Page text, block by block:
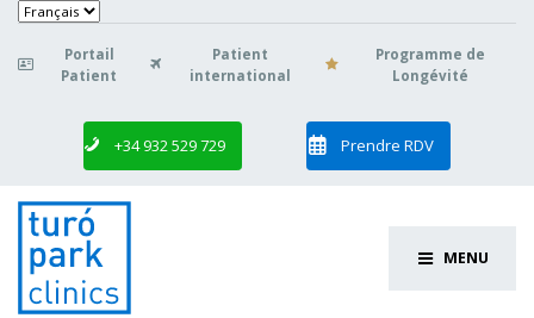
Choisir

Portail
Patient
Patient
international
Programme de
Longévité
+34 932 529 729 Prendre RDV
MENU